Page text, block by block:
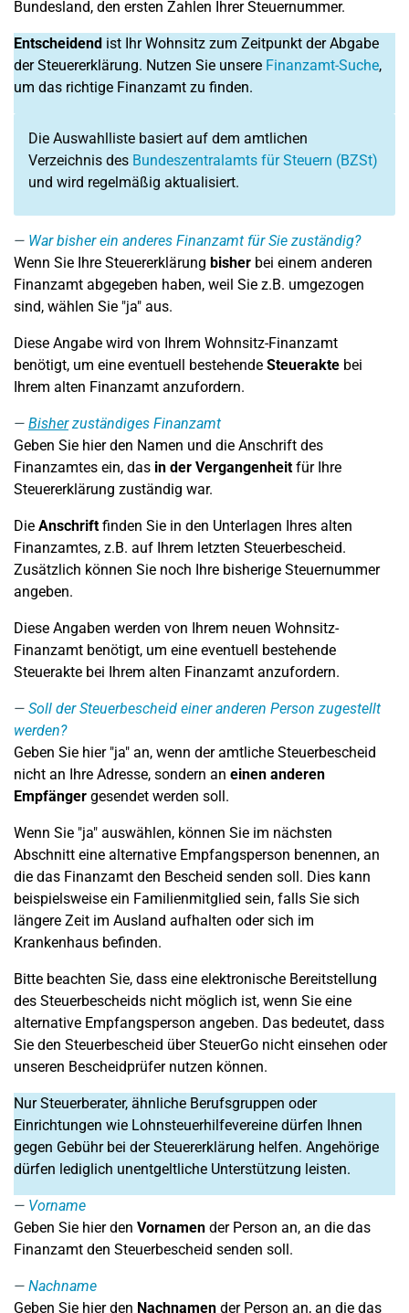
Bundesland, den ersten Zahlen Ihrer Steuernummer.
Entscheidend ist Ihr Wohnsitz zum Zeitpunkt der Abgabe
der Steuererklärung. Nutzen Sie unsere Finanzamt-Suche,
um das richtige Finanzamt zu finden.
Die Auswahlliste basiert auf dem amtlichen
Verzeichnis des Bundeszentralamts für Steuern (BZSt)
und wird regelmäßig aktualisiert.
War bisher ein anderes Finanzamt für Sie zuständig?
Wenn Sie Ihre Steuererklärung bisher bei einem anderen
Finanzamt abgegeben haben, weil Sie z.B. umgezogen
sind, wählen Sie "ja" aus.
Diese Angabe wird von Ihrem Wohnsitz-Finanzamt
benötigt, um eine eventuell bestehende Steuerakte bei
Ihrem alten Finanzamt anzufordern.
Bisherzuständiges Finanzamt
Geben Sie hier den Namen und die Anschrift des
Finanzamtes ein, das in der Vergangenheitfür Ihre
Steuererklärung zuständig war.
Die Anschriftfinden Sie in den Unterlagen Ihres alten
Finanzamtes, z.B. auf Ihrem letzten Steuerbescheid.
Zusätzlich können Sie noch Ihre bisherige Steuernummer
angeben.
Diese Angaben werden von Ihrem neuen Wohnsitz-
Finanzamt benötigt, um eine eventuell bestehende
Steuerakte bei Ihrem alten Finanzamt anzufordern.
Soll der Steuerbescheid einer anderen Person zugestellt
werden?
Geben Sie hier "ja" an, wenn der amtliche Steuerbescheid
nicht an Ihre Adresse, sondern an einen anderen
Empfänger gesendet werden soll.
Wenn Sie "ja" auswählen, können Sie im nächsten
Abschnitt eine alternative Empfangsperson benennen, an
die das Finanzamt den Bescheid senden soll. Dies kann
beispielsweise ein Familienmitglied sein, falls Sie sich
längere Zeit im Ausland aufhalten oder sich im
Krankenhaus befinden.
Bitte beachten Sie, dass eine elektronische Bereitstellung
des Steuerbescheids nicht möglich ist, wenn Sie eine
alternative Empfangsperson angeben. Das bedeutet, dass
Sie den Steuerbescheid über SteuerGo nicht einsehen oder
unseren Bescheidprüfer nutzen können.
Nur Steuerberater, ähnliche Berufsgruppen oder
Einrichtungen wie Lohnsteuerhilfevereine dürfen Ihnen
gegen Gebühr bei der Steuererklärung helfen. Angehörige
dürfen lediglich unentgeltliche Unterstützung leisten.
Vorname
Geben Sie hier den Vornamen der Person an, an die das
Finanzamt den Steuerbescheid senden soll.
Nachname
Geben Sie hier den Nachnamen der Person an, an die das